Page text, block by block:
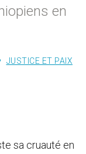
en
JUSTICE ET PAIX
sa cruauté en